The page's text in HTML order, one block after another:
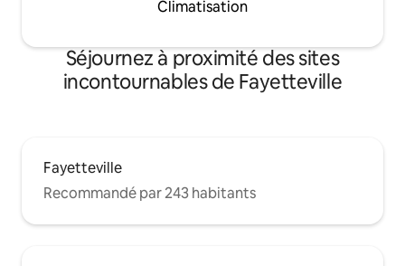
Climatisation
Séjournez à proximité des sites
incontournables de Fayetteville
Fayetteville
Recommandé par 243 habitants